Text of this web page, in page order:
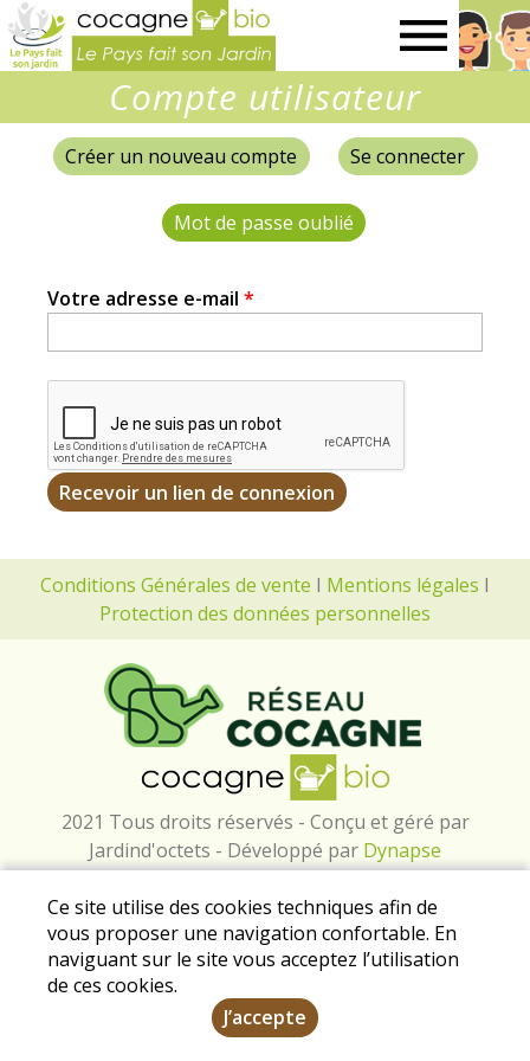
Pays
fait
son
jardin
Compte utilisateur
OngletsCréer un nouveau compte Se connecter
Mot de passe oublié (onglet actif)
Votre adresse e-mail *
Conditions Générales de vente I Mentions légales I
Protection des données personnelles
2021 Tous droits réservés - Conçu et géré par
Jardind'octets - Développé par Dynapse
Ce site utilise des cookies techniques afin de
vous proposer une navigation confortable. En
naviguant sur le site vous acceptez l’utilisation
de ces cookies.
J’accepte